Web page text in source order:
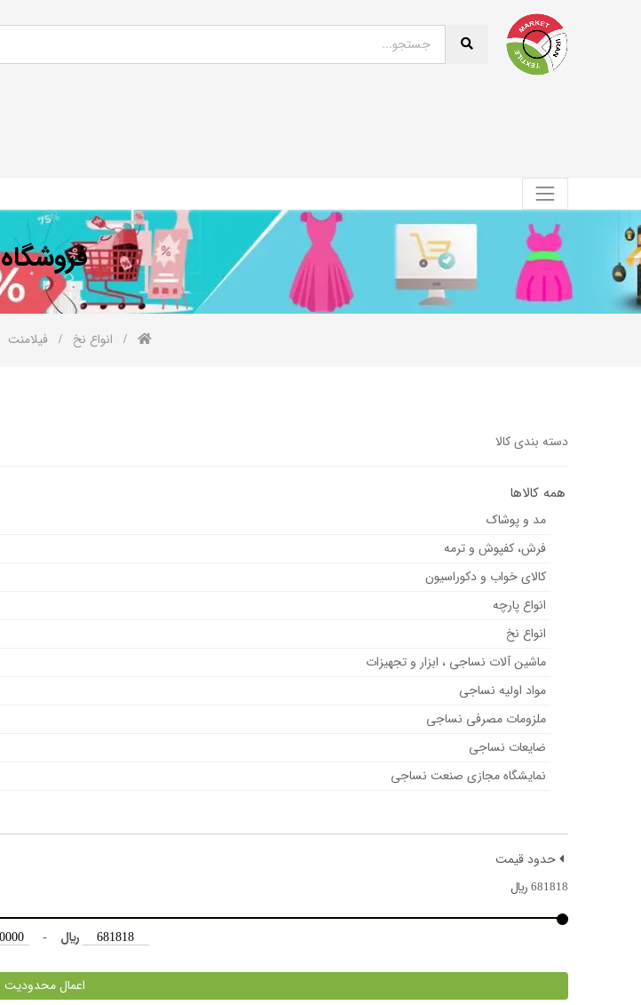
فروشگاه
انواع نخ فیلامنت
دسته بندی کالا
همه کالاها
مد و پوشاک
فرش، کفپوش و ترمه
کالای خواب و دکوراسیون
انواع پارچه
انواع نخ
ماشین آلات نساجی ، ابزار و تجهیزات
مواد اولیه نساجی
ملزومات مصرفی نساجی
ضایعات نساجی
نمایشگاه مجازی صنعت نساجی
حدود قیمت
681818 ﷼
﷼ -
اعمال محدودیت